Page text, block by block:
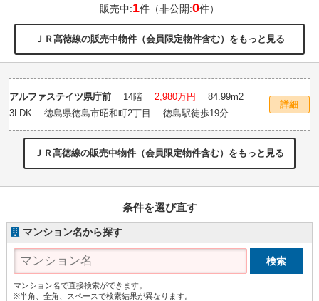
販売中:1件（非公開:0件）
ＪＲ高徳線の販売中物件（会員限定物件含む）をもっと見る
アルファステイツ県庁前 14階 2,980万円 84.99m2
3LDK 徳島県徳島市昭和町2丁目 徳島駅徒歩19分
詳細
ＪＲ高徳線の販売中物件（会員限定物件含む）をもっと見る
条件を選び直す
マンション名から探す
マンション名で直接検索ができます。
※半角、全角、スペースで検索結果が異なります。